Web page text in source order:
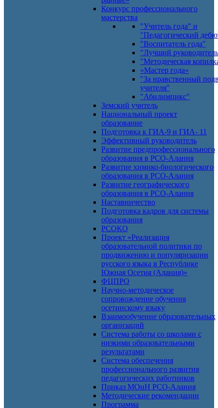
Конкурс профессионального
мастерства
"Учитель года" и
"Педагогический
"Воспитатель года"
"Лучший
"Методическая
«Мастер года»
"За нравственный
учителя"
"Абилимпикс"
Земский учитель
Национальный проект
образование
Подготовка к ГИА-9 и ГИА- 11
Эффективный руководитель
Развитие предпрофессионального
образования в РСО-Алания
Развитие химико-биологического
образования в РСО-Алания
Развитие географического
образования в РСО-Алания
Наставничество
Подготовка кадров для системы
образования
РСОКО
Проект «Реализация
образовательной политики по
продвижению и популяризации
русского языка в Республике
Южная Осетия (Алания)»
ФЦПРО
Научно-методическое
сопровождение обучения
осетинскому языку
Взаимообучение образовательных
организаций
Система работы со школами с
низкими образовательными
результатами
Система обеспечения
профессионального развития
педагогических работников
Приказ МОиН РСО-Алания
Методические рекомендации
Программа